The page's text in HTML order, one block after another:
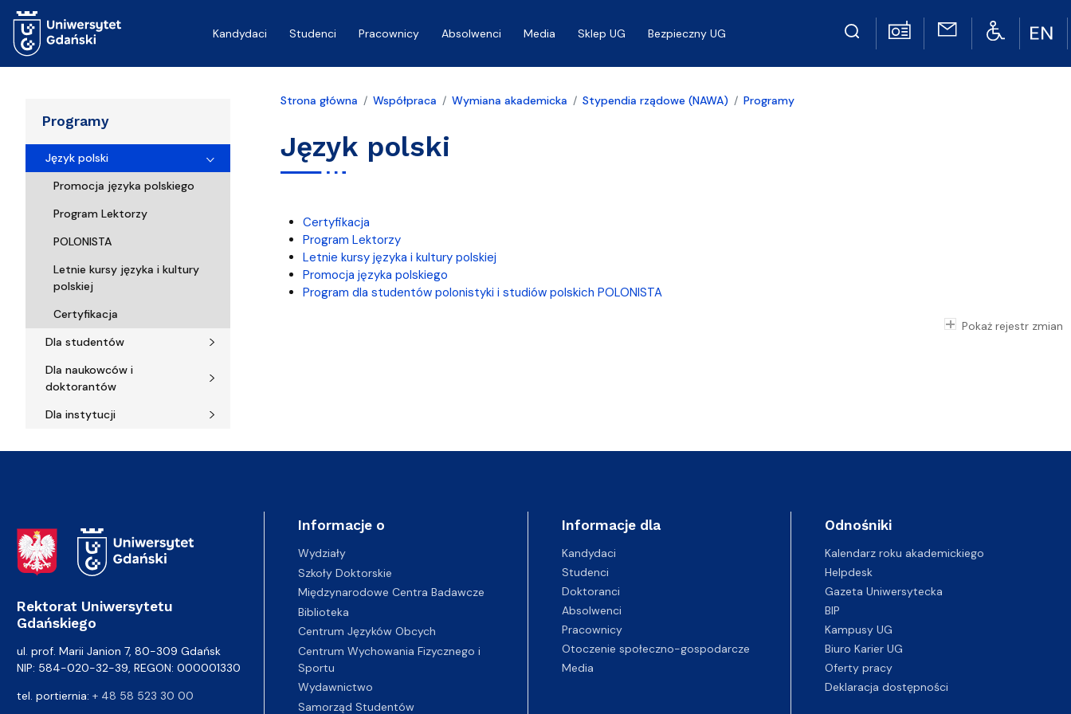
Kandydaci
Studenci Pracownicy Absolwenci Media Sklep UG Bezpieczny UG
Programy
Język polski
Promocja języka polskiego
Program Lektorzy
POLONISTA
Letnie kursy języka i kultury
polskiej
Certyfikacja
Dla studentów
Dla naukowców i
doktorantów
Dla instytucji
Strona główna Współpraca Wymiana akademicka Stypendia rządowe (NAWA) Programy
Język polski
Certyfikacja
Program Lektorzy
Letnie kursy języka i kultury polskiej
Promocja języka polskiego
Program dla studentów polonistyki i studiów polskich POLONISTA
Pokaż rejestr zmian
Adres Rektoratu
Rektorat Uniwersytetu
Gdańskiego
ul. prof. Marii Janion 7, 80-309 Gdańsk
NIP: 584-020-32-39, REGON: 000001330
tel. portiernia: + 48 58 523 30 00
Informacje o
Wydziały
Szkoły Doktorskie
Międzynarodowe Centra Badawcze
Biblioteka
Centrum Języków Obcych
Centrum Wychowania Fizycznego i
Sportu
Wydawnictwo
Samorząd Studentów
Informacje dla
Kandydaci
Studenci
Doktoranci
Absolwenci
Pracownicy
Otoczenie społeczno-gospodarcze
Media
Odnośniki
Kalendarz roku akademickiego
Helpdesk
Gazeta Uniwersytecka
BIP
Kampusy UG
Biuro Karier UG
Oferty pracy
Deklaracja dostępności